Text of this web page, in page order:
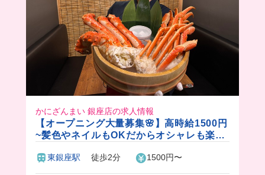
かにざんまい 銀座店の求人情報
【オープニング大量募集🌸】高時給1500円
~髪色やネイルもOKだからオシャレも楽し
東銀座駅 徒歩2分 1500円〜